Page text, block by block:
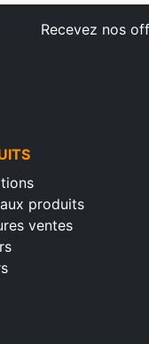
Recevez nos
produits
ventes